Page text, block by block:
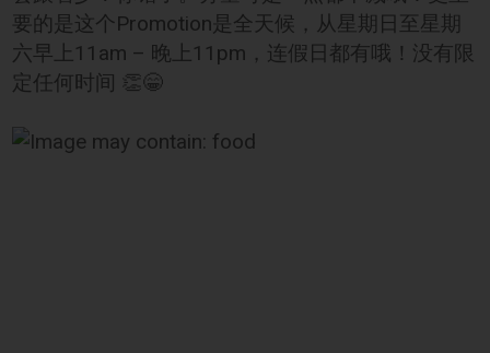
要的是这个Promotion是全天候，从星期日至星期
六早上11am – 晚上11pm，连假日都有哦！没有限
定任何时间 👏😁